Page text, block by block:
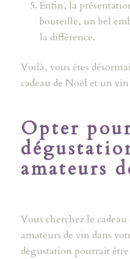
Enfin, la
bouteille, un bel
la différence.
Voilà, vous êtes
cadeau de Noël et un
Opter
amateurs
Vous cherchez le
amateurs de vin dans
dégustation pourrait